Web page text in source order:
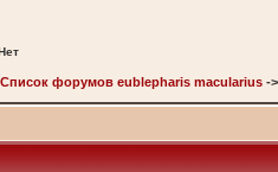
Список форумов eublepharis macularius -